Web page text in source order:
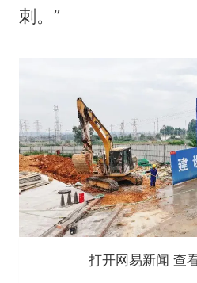
刺。”
打开网易新闻 查